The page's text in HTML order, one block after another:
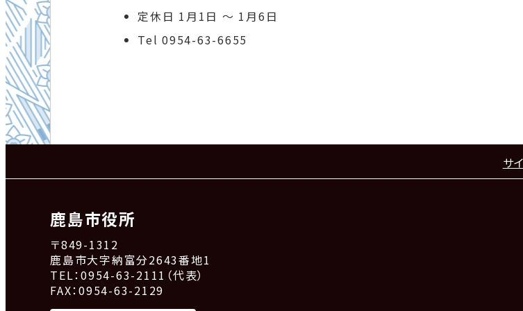
定休日 1月1日 ～ 1月6日
Tel 0954-63-6655
サ
鹿島市役所
〒849-1312
鹿島市大字納富分2643番地1
TEL：0954-63-2111（代表）
FAX：0954-63-2129